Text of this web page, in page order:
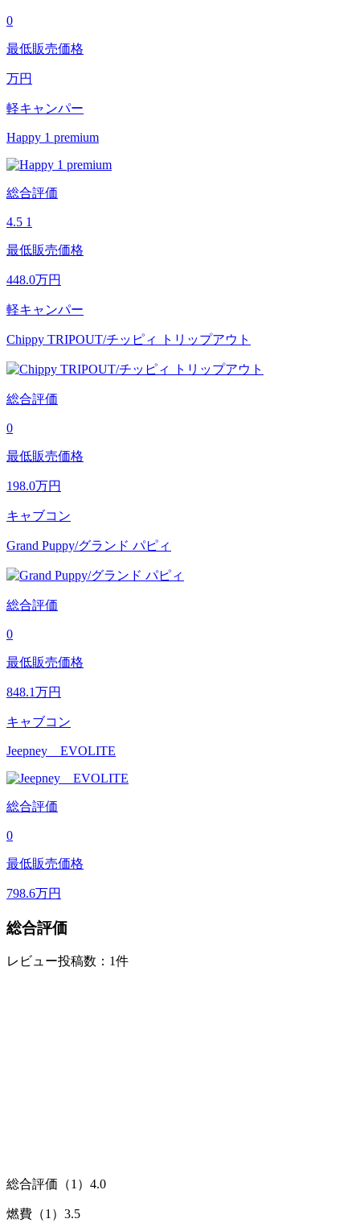
0
最低販売価格
万円
軽キャンパー
Happy 1 premium
総合評価
4.5 1
最低販売価格
448.0万円
軽キャンパー
Chippy TRIPOUT/チッピィ トリップアウト
総合評価
0
最低販売価格
198.0万円
キャブコン
Grand Puppy/グランド パピィ
総合評価
0
最低販売価格
848.1万円
キャブコン
Jeepney EVOLITE
総合評価
0
最低販売価格
798.6万円
総合評価
レビュー投稿数：1件
総合評価（1） 4.0
燃費（1） 3.5